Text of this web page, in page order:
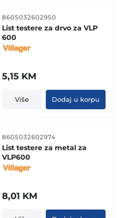
8605032602950
List testere za drvo za VLP
600
5,15 KM
Više Dodaj u korpu
8605032602974
List testere za metal za
VLP600
8,01 KM